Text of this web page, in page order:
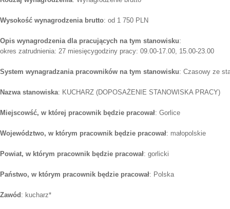
Wysokość wynagrodzenia brutto: od 1 750 PLN
Opis wynagrodzenia dla pracujących na tym stanowisku:
okres zatrudnienia: 27 miesięcygodziny pracy: 09.00-17.00, 15.00-23.00
System wynagradzania pracowników na tym stanowisku: Czasowy ze
Nazwa stanowiska: KUCHARZ (DOPOSAŻENIE STANOWISKA PRACY)
Miejscowść, w której pracownik będzie pracował: Gorlice
Województwo, w którym pracownik będzie pracował: małopolskie
Powiat, w którym pracownik będzie pracował: gorlicki
Państwo, w którym pracownik będzie pracował: Polska
Zawód: kucharz*